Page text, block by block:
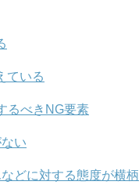
ている
るべきNG要素
い
どに対する態度が横柄